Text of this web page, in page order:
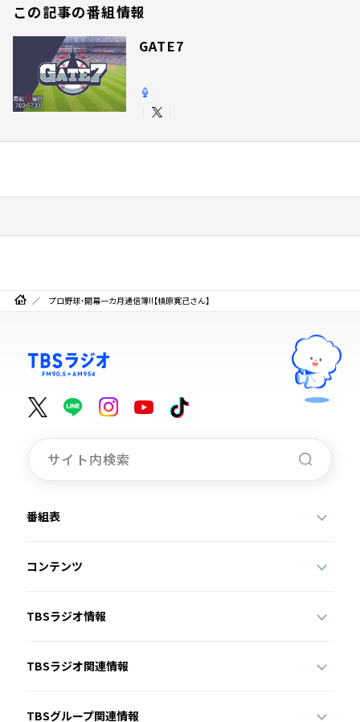
この記事の番組情報
GATE7
プロ野球・開幕一カ月通信簿!!【槙原寛己さん】
番組表
コンテンツ
TBSラジオ情報
TBSラジオ関連情報
TBSグループ関連情報